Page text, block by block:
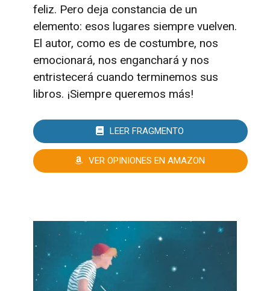
feliz. Pero deja constancia de un
elemento: esos lugares siempre vuelven.
El autor, como es de costumbre, nos
emocionará, nos enganchará y nos
entristecerá cuando terminemos sus
libros. ¡Siempre queremos más!
LEER FRAGMENTO
VER OPINIONES EN AMAZON